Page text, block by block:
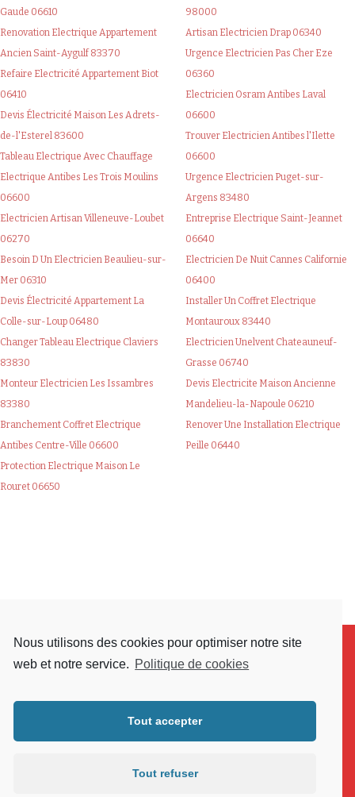
Nous utilisons des cookies pour optimiser notre site
web et notre service. Politique de cookies
Tout accepter
Tout refuser
Gaude 06610
Renovation Electrique Appartement
Ancien Saint-Aygulf 83370
Refaire Electricité Appartement Biot
06410
Devis Électricité Maison Les Adrets-
de-l'Esterel 83600
Tableau Electrique Avec Chauffage
Electrique Antibes Les Trois Moulins
06600
Electricien Artisan Villeneuve-Loubet
06270
Besoin D Un Electricien Beaulieu-sur-
Mer 06310
Devis Électricité Appartement La
Colle-sur-Loup 06480
Changer Tableau Electrique Claviers
83830
Monteur Electricien Les Issambres
83380
Branchement Coffret Electrique
Antibes Centre-Ville 06600
Protection Electrique Maison Le
Rouret 06650
98000
Artisan Electricien Drap 06340
Urgence Electricien Pas Cher Eze
06360
Electricien Osram Antibes Laval
06600
Trouver Electricien Antibes l'Ilette
06600
Urgence Electricien Puget-sur-
Argens 83480
Entreprise Electrique Saint-Jeannet
06640
Electricien De Nuit Cannes Californie
06400
Installer Un Coffret Electrique
Montauroux 83440
Electricien Unelvent Chateauneuf-
Grasse 06740
Devis Electricite Maison Ancienne
Mandelieu-la-Napoule 06210
Renover Une Installation Electrique
Peille 06440